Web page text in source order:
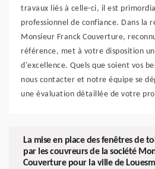
travaux liés à celle-ci, il est
professionnel de confiance. Dans la
Monsieur Franck Couverture,
référence, met à votre disposition
d'excellence. Quels que soient vos
nous contacter et notre équipe se
une évaluation détaillée de votre
La mise en place des fenêtres de
par les couvreurs de la société
Couverture pour la ville de